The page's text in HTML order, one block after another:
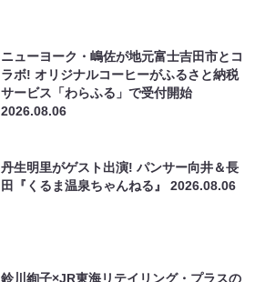
ニューヨーク・嶋佐が地元富士吉田市とコ
ラボ! オリジナルコーヒーがふるさと納税
サービス「わらふる」で受付開始
2026.08.06
丹生明里がゲスト出演! パンサー向井＆長
田『くるま温泉ちゃんねる』2026.08.06
鈴川絢子×JR東海リテイリング・プラスの